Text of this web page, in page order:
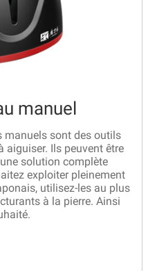
manuel
manuels sont des outils
aiguiser. Ils peuvent être
solution complète
exploiter pleinement
utilisez-les au plus
à la pierre. Ainsi